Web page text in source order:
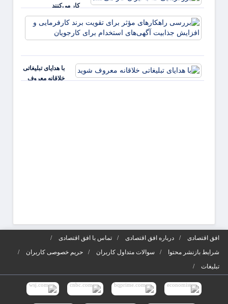
کار می‌کنند
با هدایای تبلیغاتی
خلاقانه معروف
افق اقتصادی درباره افق اقتصادی
تماس با افق اقتصادی
شرایط بازنشر محتوا
سوالات متداول کاربران
حریم خصوصی کاربران
تبلیغات